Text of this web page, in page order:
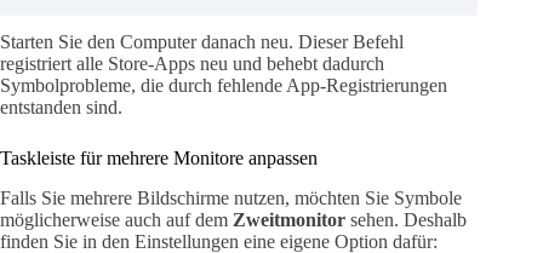
Starten Sie den Computer danach neu. Dieser Befehl
registriert alle Store-Apps neu und behebt dadurch
Symbolprobleme, die durch fehlende App-Registrierungen
entstanden sind.
Taskleiste für mehrere Monitore anpassen
Falls Sie mehrere Bildschirme nutzen, möchten Sie Symbole
möglicherweise auch auf dem Zweitmonitor sehen. Deshalb
finden Sie in den Einstellungen eine eigene Option dafür: